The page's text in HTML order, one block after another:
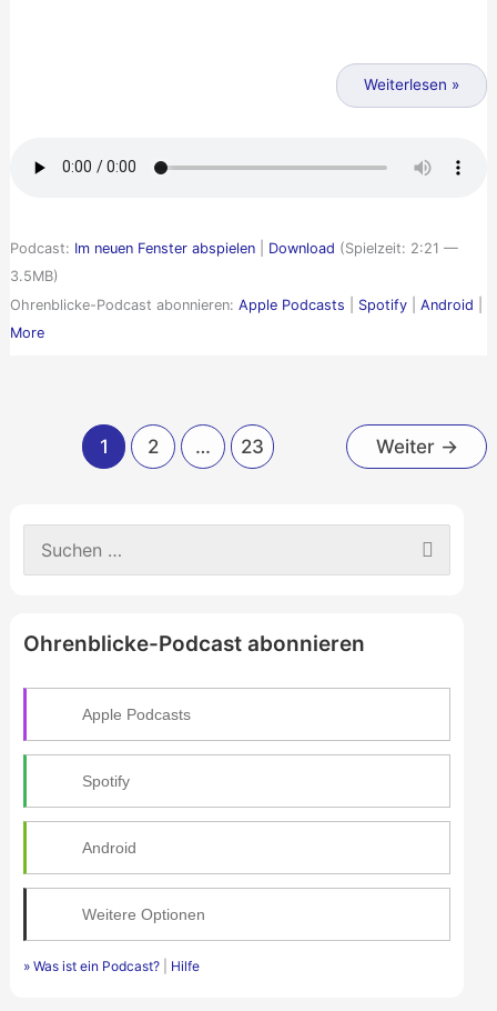
Weiterlesen »
Podcast: Im neuen Fenster abspielen| Download (Spielzeit: 2:21 —
3.5MB)
Ohrenblicke-Podcast abonnieren: Apple Podcasts Spotify| Android
More
1 2 … 23 Weiter →
c
n
a
:
Ohrenblicke-Podcast abonnieren
Apple Podcasts
Spotify
Android
Weitere Optionen
» Was ist ein Podcast?| Hilfe